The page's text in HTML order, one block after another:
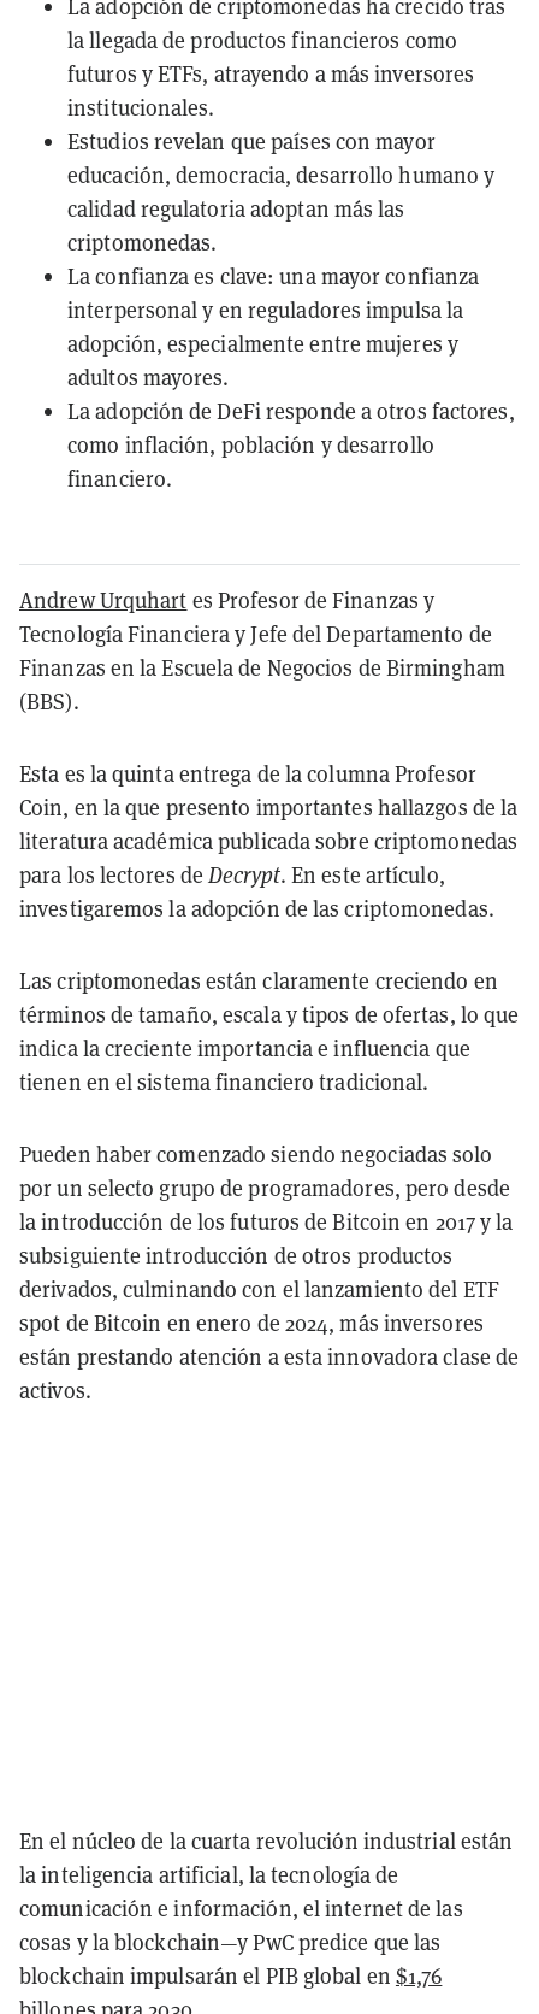
La adopción de criptomonedas ha crecido tras
la llegada de productos financieros como
futuros y ETFs, atrayendo a más inversores
institucionales.
Estudios revelan que países con mayor
educación, democracia, desarrollo humano y
calidad regulatoria adoptan más las
criptomonedas.
La confianza es clave: una mayor confianza
interpersonal y en reguladores impulsa la
adopción, especialmente entre mujeres y
adultos mayores.
La adopción de DeFi responde a otros factores,
como inflación, población y desarrollo
financiero.
Andrew Urquhart es Profesor de Finanzas y
Tecnología Financiera y Jefe del Departamento de
Finanzas en la Escuela de Negocios de Birmingham
(BBS).
Esta es la quinta entrega de la columna Profesor
Coin, en la que presento importantes hallazgos de la
literatura académica publicada sobre criptomonedas
para los lectores deDecrypt. En este artículo,
investigaremos la adopción de las criptomonedas.
Las criptomonedas están claramente creciendo en
términos de tamaño, escala y tipos de ofertas, lo que
indica la creciente importancia e influencia que
tienen en el sistema financiero tradicional.
Pueden haber comenzado siendo negociadas solo
por un selecto grupo de programadores, pero desde
la introducción de los futuros de Bitcoin en 2017 y la
subsiguiente introducción de otros productos
derivados, culminando con el lanzamiento del ETF
spot de Bitcoin en enero de 2024, más inversores
están prestando atención a esta innovadora clase de
activos.
En el núcleo de la cuarta revolución industrial están
la inteligencia artificial, la tecnología de
comunicación e información, el internet de las
cosas y la blockchain—y PwC predice que las
blockchain impulsarán el PIB global en $1,76